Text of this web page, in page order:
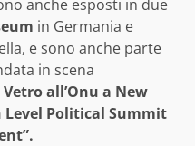
anche esposti in due
in Germania e
e sono anche parte
in scena
all’Onu a New
Level Political Summit